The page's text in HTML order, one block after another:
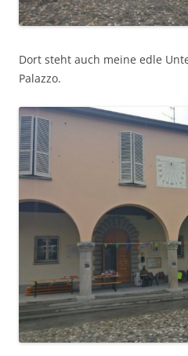
Dort steht auch meine edle
Palazzo.